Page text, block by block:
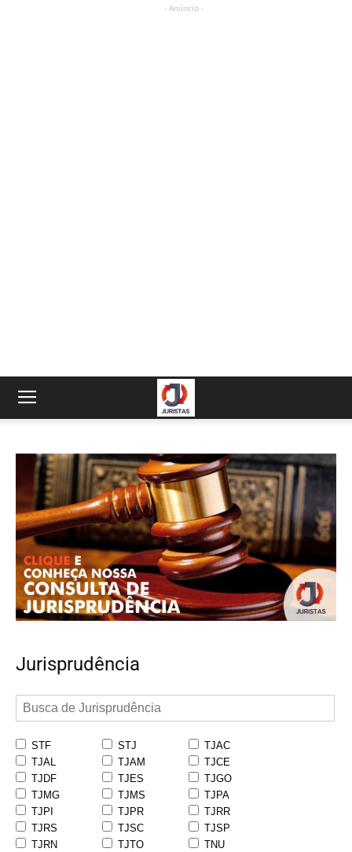
- Anúncio -
Jurisprudência
STF STJ
TJAC
TJAL
TJAM
TJCE
TJDF
TJES
TJGO
TJMG
TJMS
TJPA
TJPI
TJPR
TJRR
TJRS
TJSC
TJSP
TJRN
TJTO
TNU